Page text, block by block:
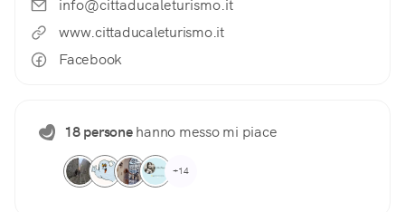
info@cittaducaleturismo.it
www.cittaducaleturismo.it
Facebook
18 personehanno messo mi piace
+14